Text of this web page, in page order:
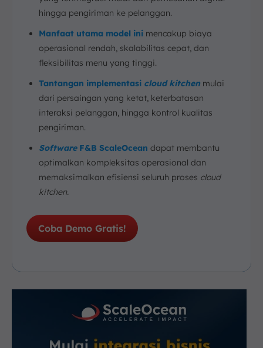
hingga pengiriman ke pelanggan.
Manfaat utama model ini mencakup biaya
operasional rendah, skalabilitas cepat, dan
fleksibilitas menu yang tinggi.
Tantangan implementasi cloud kitchen mulai
dari persaingan yang ketat, keterbatasan
interaksi pelanggan, hingga kontrol kualitas
pengiriman.
SoftwareF&B ScaleOcean dapat membantu
optimalkan kompleksitas operasional dan
memaksimalkan efisiensi seluruh proses cloud
kitchen.
Coba Demo Gratis!